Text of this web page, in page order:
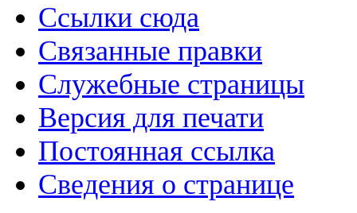
Ссылки сюда
Связанные правки
Служебные страницы
Версия для печати
Постоянная ссылка
Сведения о странице